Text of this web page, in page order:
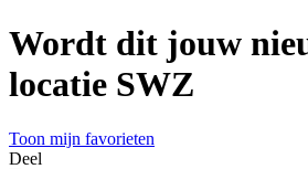
Wordt dit jouw
locatie SWZ
Toon mijn favorieten
Deel